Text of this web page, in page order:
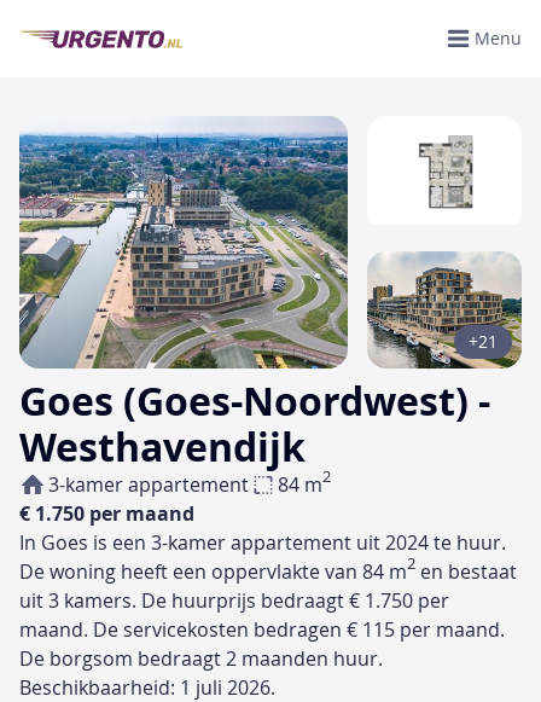
Menu
Goes (Goes-Noordwest) -
Westhavendijk
3-kamer appartement 84 m2
€ 1.750 per maand
+21
In Goes is een 3-kamer appartement uit 2024 te huur.
De woning heeft een oppervlakte van 84 m2 en bestaat
uit 3 kamers. De huurprijs bedraagt € 1.750 per
maand. De servicekosten bedragen € 115 per maand.
De borgsom bedraagt 2 maanden huur.
Beschikbaarheid: 1 juli 2026.